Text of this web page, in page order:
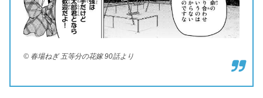
© 春場ねぎ 五等分の花嫁 90話より